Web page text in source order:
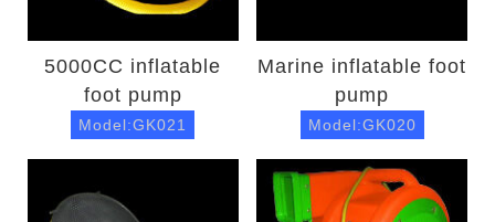
5000CC inflatable
foot pump
Model:GK021
Marine inflatable foot
pump
Model:GK020